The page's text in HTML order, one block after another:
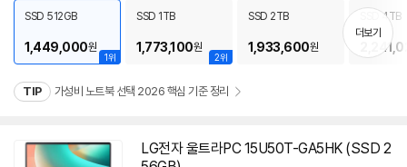
치
기
1위
SSD 512GB
1,449,000원
2위
SSD 1TB
1,773,100원
SSD 2TB
1,933,600원
SSD 4TB
더보기
TIP 가성비 노트북 선택 2026 핵심 기준 정리
LG전자 울트라PC 15U50T-GA5HK (SSD 2